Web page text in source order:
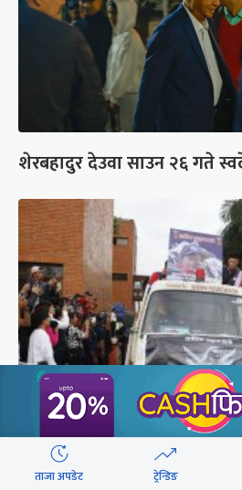
शेरबहादुर देउवा साउन २६ गते
ब्रोड पिकमा ज्यान गुमाएका
ल्याइयो (तस्वीरहरू)
ताजा अपडेट ट्रेन्डिङ